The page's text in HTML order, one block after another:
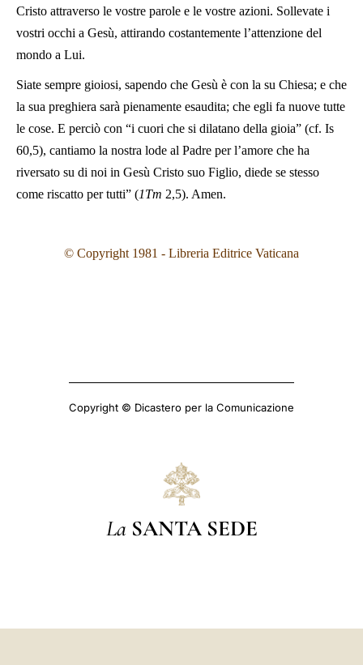
Cristo attraverso le vostre parole e le vostre azioni. Sollevate i
vostri occhi a Gesù, attirando costantemente l’attenzione del
mondo a Lui.
Siate sempre gioiosi, sapendo che Gesù è con la su Chiesa; e che
la sua preghiera sarà pienamente esaudita; che egli fa nuove tutte
le cose. E perciò con “i cuori che si dilatano della gioia” (cf. Is
60,5), cantiamo la nostra lode al Padre per l’amore che ha
riversato su di noi in Gesù Cristo suo Figlio, diede se stesso
come riscatto per tutti” (1Tm 2,5). Amen.
© Copyright 1981 - Libreria Editrice Vaticana
Copyright © Dicastero per la Comunicazione
La SANTA SEDE